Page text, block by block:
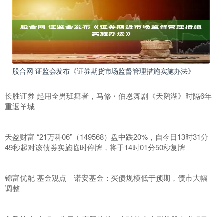
股合网 证监会发布《证券期货市场监督管理措施实施办法》
长胜证券 起用全男班舞者，马修・伯恩舞剧《天鹅湖》时隔6年
重返羊城
天盈财富 “21万科06”（149568）盘中跌20%，自今日13时31分
49秒起对该债券实施临时停牌，将于14时01分50秒复牌
锦富优配 基金观点｜诺安基金：买债规模低于预期，债市大幅
调整